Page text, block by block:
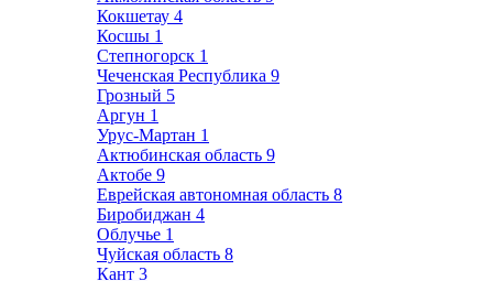
Кокшетау 4
Косшы 1
Степногорск 1
Чеченская Республика 9
Грозный 5
Аргун 1
Урус-Мартан 1
Актюбинская область 9
Актобе 9
Еврейская автономная область 8
Биробиджан 4
Облучье 1
Чуйская область 8
Кант 3